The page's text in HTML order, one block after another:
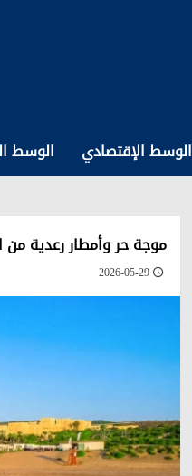
الوسط الإقتصادي الوسط
موجة حر وأمطار رعدية من
2026-05-29